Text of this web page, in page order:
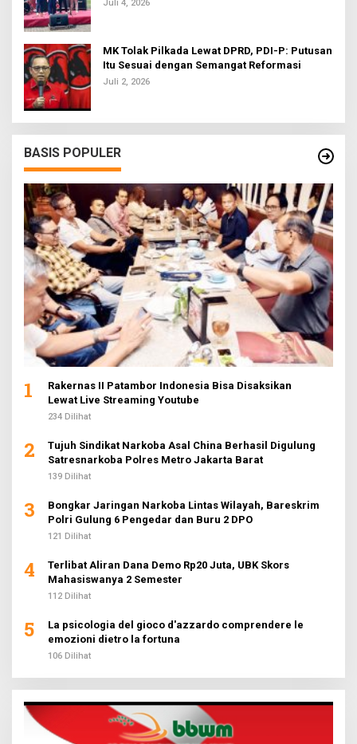
Juli 4, 2026
MK Tolak Pilkada Lewat DPRD, PDI-P: Putusan
Itu Sesuai dengan Semangat Reformasi
Juli 2, 2026
BASIS POPULER
1
Rakernas II Patambor Indonesia Bisa Disaksikan
Lewat Live Streaming Youtube
234 Dilihat
2
Tujuh Sindikat Narkoba Asal China Berhasil Digulung
Satresnarkoba Polres Metro Jakarta Barat
139 Dilihat
3
Bongkar Jaringan Narkoba Lintas Wilayah, Bareskrim
Polri Gulung 6 Pengedar dan Buru 2 DPO
121 Dilihat
4
Terlibat Aliran Dana Demo Rp20 Juta, UBK Skors
Mahasiswanya 2 Semester
112 Dilihat
5
La psicologia del gioco d'azzardo comprendere le
emozioni dietro la fortuna
106 Dilihat